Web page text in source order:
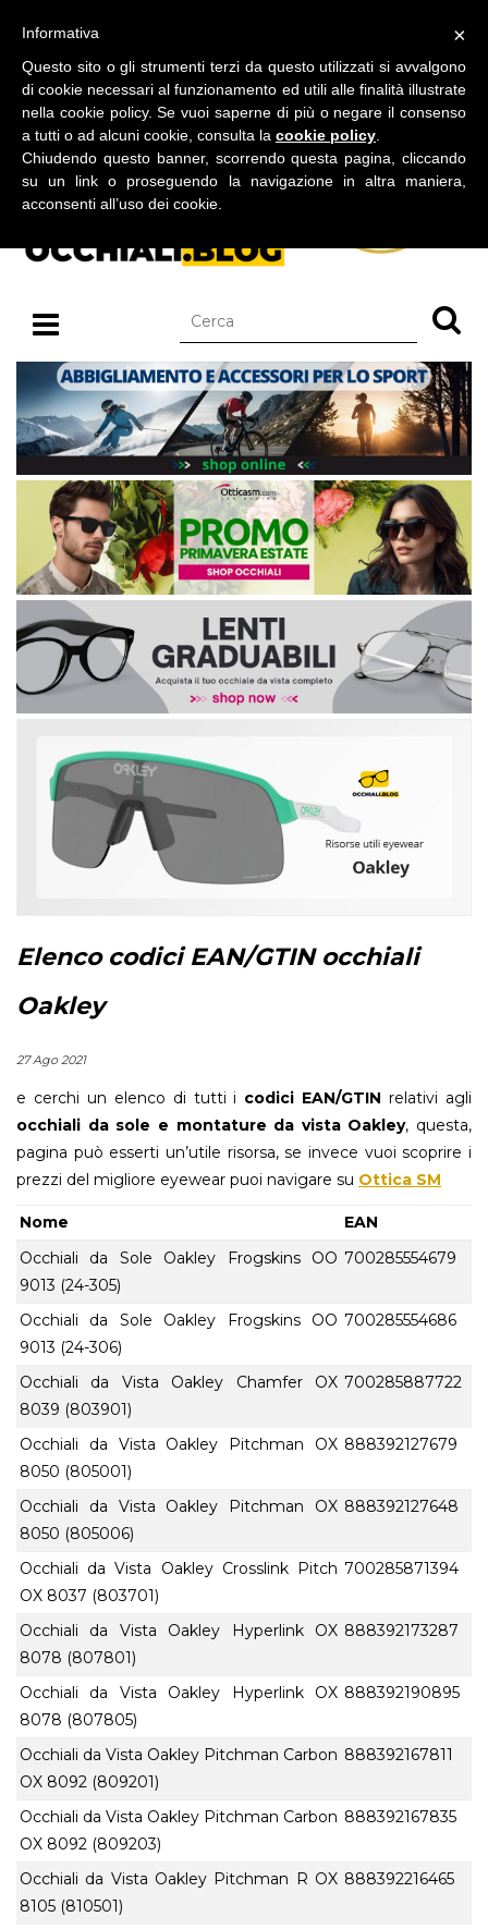
BLOG SU OCCHIALI DA SOLE E OCCHIALI DA VISTA
Elenco codici EAN/GTIN occhiali
Oakley
27 Ago 2021
e cerchi un elenco di tutti i codici EAN/GTIN relativi agli
occhiali da sole e montature da vista Oakley, questa,
pagina può esserti un’utile risorsa, se invece vuoi scoprire i
prezzi del migliore eyewear puoi navigare su Ottica SM
Nome
EAN
Occhiali da Sole Oakley Frogskins OO
9013 (24-305)
700285554679
Occhiali da Sole Oakley Frogskins OO
9013 (24-306)
700285554686
Occhiali da Vista Oakley Chamfer OX
8039 (803901)
700285887722
Occhiali da Vista Oakley Pitchman OX
8050 (805001)
888392127679
Occhiali da Vista Oakley Pitchman OX
8050 (805006)
888392127648
Occhiali da Vista Oakley Crosslink Pitch
OX 8037 (803701)
700285871394
Occhiali da Vista Oakley Hyperlink OX
8078 (807801)
888392173287
Occhiali da Vista Oakley Hyperlink OX
8078 (807805)
888392190895
Occhiali da Vista Oakley Pitchman Carbon
OX 8092 (809201)
888392167811
Occhiali da Vista Oakley Pitchman Carbon
OX 8092 (809203)
888392167835
Occhiali da Vista Oakley Pitchman R OX
8105 (810501)
888392216465
×
Informativa
Questo sito o gli strumenti terzi da questo utilizzati si avvalgono
di cookie necessari al funzionamento ed utili alle finalità illustrate
nella cookie policy. Se vuoi saperne di più o negare il consenso
a tutti o ad alcuni cookie, consulta la cookie policy
Chiudendo questo banner, scorrendo questa pagina, cliccando
su un link o proseguendo la navigazione in altra maniera,
acconsenti all’uso dei cookie.